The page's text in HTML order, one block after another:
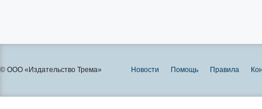
© ООО «Издательство Трема» Новости Помощь Правила